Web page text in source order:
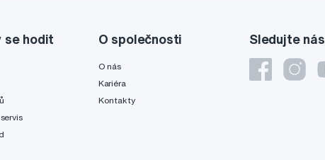
Sledujte nás
se hodit O společnosti
O nás
Kariéra
Kontakty